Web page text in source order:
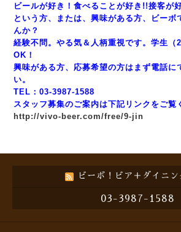
ビールが好き！食べることが好き!!接客が
という方、または、興味がある方、ビーボ
んか？
経験不問。やる気＆人柄重視です。学生（
OK！
興味がある方、応募希望の方はまず電話に
い。
TEL：03-3987-1588
スタッフ募集のご案内は下記リンクをご覧
http://vivo-beer.com/free/9-jin
ビーボ！ビア＋ダイニン
03-3987-1588